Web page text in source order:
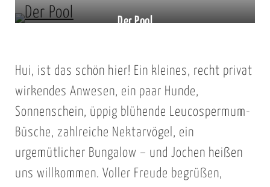
Der Pool
Hui, ist das schön hier! Ein kleines, recht privat
wirkendes Anwesen, ein paar Hunde,
Sonnenschein, üppig blühende Leucospermum-
Büsche, zahlreiche Nektarvögel, ein
urgemütlicher Bungalow – und Jochen heißen
uns willkommen. Voller Freude begrüßen,